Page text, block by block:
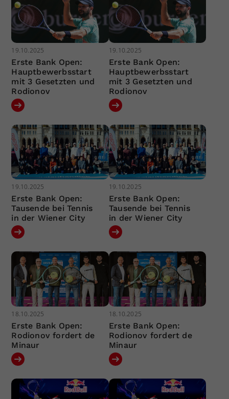
19.10.2025
Erste Bank Open:
Hauptbewerbsstart
mit 3 Gesetzten und
Rodionov
19.10.2025
Erste Bank Open:
Hauptbewerbsstart
mit 3 Gesetzten und
Rodionov
19.10.2025
Erste Bank Open:
Tausende bei Tennis
in der Wiener City
19.10.2025
Erste Bank Open:
Tausende bei Tennis
in der Wiener City
18.10.2025
Erste Bank Open:
Rodionov fordert de
Minaur
18.10.2025
Erste Bank Open:
Rodionov fordert de
Minaur